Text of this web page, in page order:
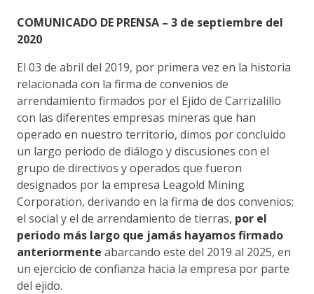
COMUNICADO DE PRENSA – 3 de septiembre del
2020
El 03 de abril del 2019, por primera vez en la historia
relacionada con la firma de convenios de
arrendamiento firmados por el Ejido de Carrizalillo
con las diferentes empresas mineras que han
operado en nuestro territorio, dimos por concluido
un largo periodo de diálogo y discusiones con el
grupo de directivos y operados que fueron
designados por la empresa Leagold Mining
Corporation, derivando en la firma de dos convenios;
el social y el de arrendamiento de tierras, por el
periodo más largo que jamás hayamos firmado
anteriormente abarcando este del 2019 al 2025, en
un ejercicio de confianza hacia la empresa por parte
del ejido.